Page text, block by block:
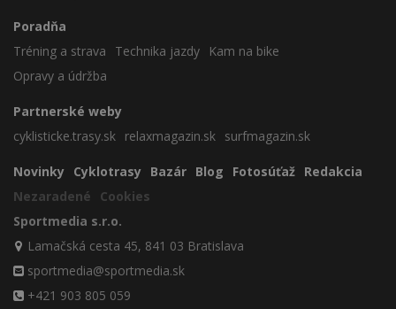
Poradňa
Tréning a strava
Technika jazdy
Kam na bike
Opravy a údržba
Partnerské weby
cyklisticke.trasy.sk relaxmagazin.sk surfmagazin.sk
Novinky Cyklotrasy Bazár Blog Fotosúťaž Redakcia
Nezaradené
Cookies
Sportmedia s.r.o.
Lamačská cesta 45, 841 03 Bratislava
sportmedia@sportmedia.sk
+421 903 805 059